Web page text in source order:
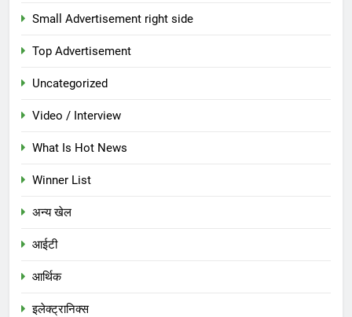
Small Advertisement right side
Top Advertisement
Uncategorized
Video / Interview
What Is Hot News
Winner List
अन्य खेल
आईटी
आर्थिक
इलेक्ट्रानिक्स